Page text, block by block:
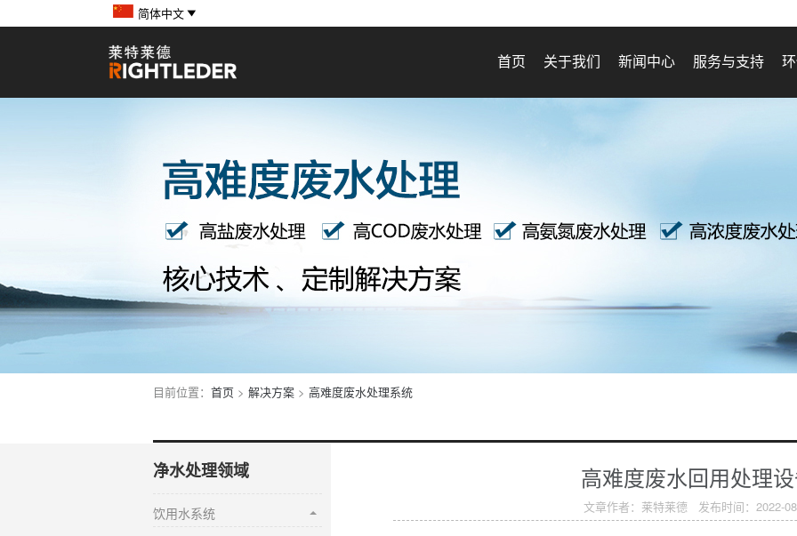
简体中文
首页 关于我们 新闻中心 服务与支持
目前位置： 首页 > 解决方案 > 高难度废水处理系统
净水处理领域
饮用水系统
高难度废水回用处理
文章作者：莱特莱德 发布时间：2022-